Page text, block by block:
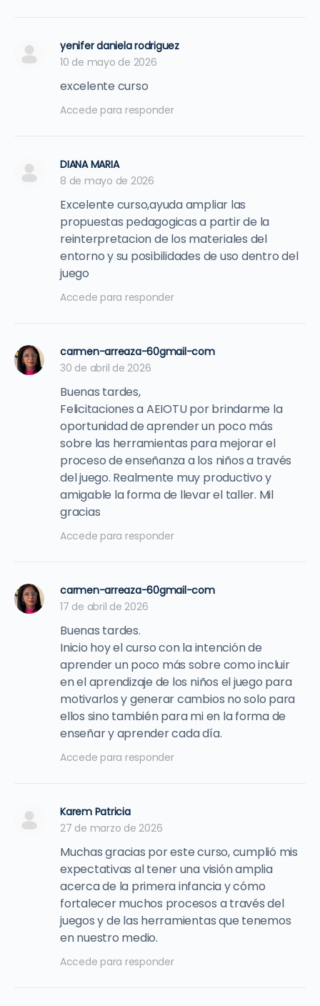
yenifer daniela rodriguez
10 de mayo de 2026
excelente curso
Accede para responder
DIANA MARIA
8 de mayo de 2026
Excelente curso,ayuda ampliar las
propuestas pedagogicas a partir de la
reinterpretacion de los materiales del
entorno y su posibilidades de uso dentro del
juego
Accede para responder
carmen-arreaza-60gmail-com
30 de abril de 2026
Buenas tardes,
Felicitaciones a AEIOTU por brindarme la
oportunidad de aprender un poco más
sobre las herramientas para mejorar el
proceso de enseñanza a los niños a través
del juego. Realmente muy productivo y
amigable la forma de llevar el taller. Mil
gracias
Accede para responder
carmen-arreaza-60gmail-com
17 de abril de 2026
Buenas tardes.
Inicio hoy el curso con la intención de
aprender un poco más sobre como incluir
en el aprendizaje de los niños el juego para
motivarlos y generar cambios no solo para
ellos sino también para mi en la forma de
enseñar y aprender cada día.
Accede para responder
Karem Patricia
27 de marzo de 2026
Muchas gracias por este curso, cumplió mis
expectativas al tener una visión amplia
acerca de la primera infancia y cómo
fortalecer muchos procesos a través del
juegos y de las herramientas que tenemos
en nuestro medio.
Accede para responder